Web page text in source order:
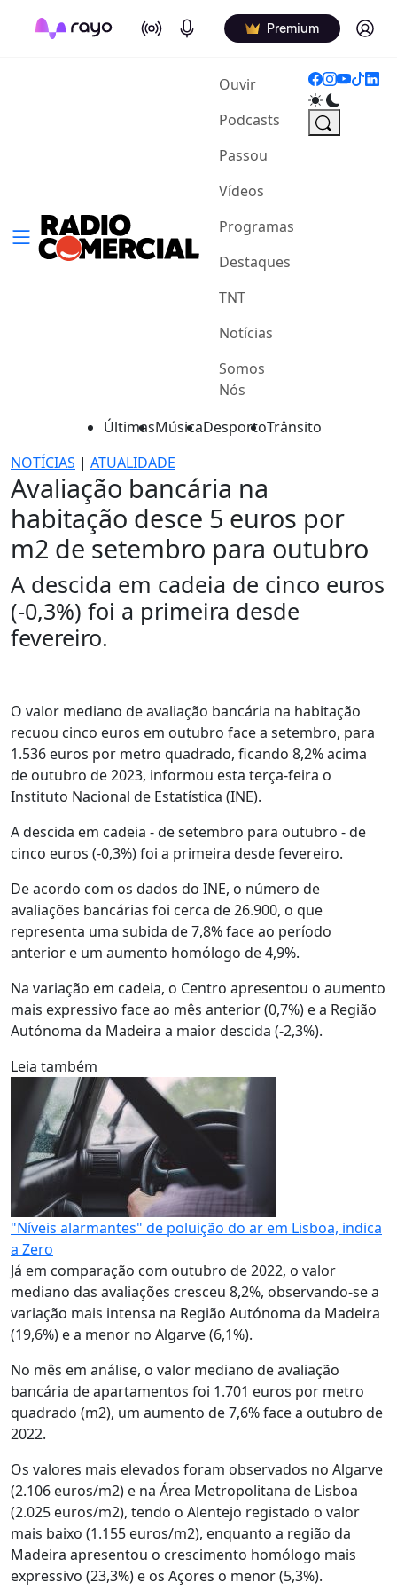
On Air Podcasts Premium Log in
Ouvir(current)
Podcasts
Passou
Vídeos
Programas
Destaques
TNT
Notícias
Somos
Nós
ÚltimasMúsicaDesportoTrânsito
NOTÍCIAS | ATUALIDADE
Avaliação bancária na
habitação desce 5 euros por
m2 de setembro para outubro
A descida em cadeia de cinco euros
(-0,3%) foi a primeira desde
fevereiro.
O valor mediano de avaliação bancária na habitação
recuou cinco euros em outubro face a setembro, para
1.536 euros por metro quadrado, ficando 8,2% acima
de outubro de 2023, informou esta terça-feira o
Instituto Nacional de Estatística (INE).
A descida em cadeia - de setembro para outubro - de
cinco euros (-0,3%) foi a primeira desde fevereiro.
De acordo com os dados do INE, o número de
avaliações bancárias foi cerca de 26.900, o que
representa uma subida de 7,8% face ao período
anterior e um aumento homólogo de 4,9%.
Na variação em cadeia, o Centro apresentou o aumento
mais expressivo face ao mês anterior (0,7%) e a Região
Autónoma da Madeira a maior descida (-2,3%).
Leia também
"Níveis alarmantes" de poluição do ar em Lisboa, indica
a Zero
Já em comparação com outubro de 2022, o valor
mediano das avaliações cresceu 8,2%, observando-se a
variação mais intensa na Região Autónoma da Madeira
(19,6%) e a menor no Algarve (6,1%).
No mês em análise, o valor mediano de avaliação
bancária de apartamentos foi 1.701 euros por metro
quadrado (m2), um aumento de 7,6% face a outubro de
2022.
Os valores mais elevados foram observados no Algarve
(2.106 euros/m2) e na Área Metropolitana de Lisboa
(2.025 euros/m2), tendo o Alentejo registado o valor
mais baixo (1.155 euros/m2), enquanto a região da
Madeira apresentou o crescimento homólogo mais
expressivo (23,3%) e os Açores o menor (5,3%).